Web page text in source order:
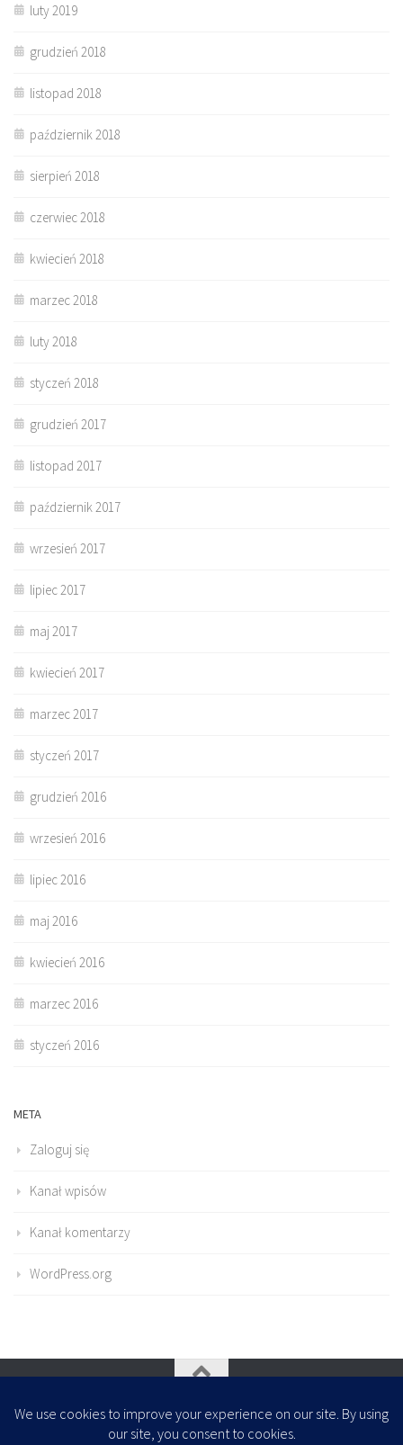
luty 2019
grudzień 2018
listopad 2018
październik 2018
sierpień 2018
czerwiec 2018
kwiecień 2018
marzec 2018
luty 2018
styczeń 2018
grudzień 2017
listopad 2017
październik 2017
wrzesień 2017
lipiec 2017
maj 2017
kwiecień 2017
marzec 2017
styczeń 2017
grudzień 2016
wrzesień 2016
lipiec 2016
maj 2016
kwiecień 2016
marzec 2016
styczeń 2016
META
Zaloguj się
Kanał wpisów
Kanał komentarzy
WordPress.org